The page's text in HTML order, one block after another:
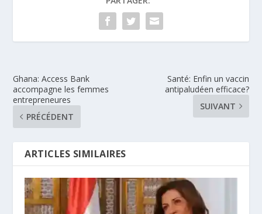
Ghana: Access Bank
accompagne les femmes
entrepreneures
PRÉCÉDENT
Santé: Enfin un vaccin
antipaludéen efficace?
SUIVANT
ARTICLES SIMILAIRES